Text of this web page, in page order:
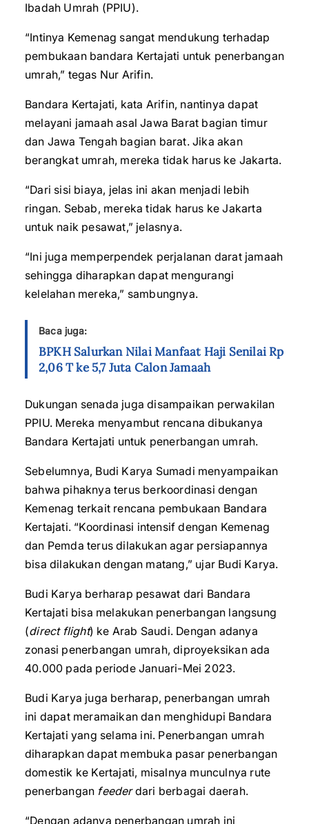
Ibadah Umrah (PPIU).
“Intinya Kemenag sangat mendukung terhadap
pembukaan bandara Kertajati untuk penerbangan
umrah,” tegas Nur Arifin.
Bandara Kertajati, kata Arifin, nantinya dapat
melayani jamaah asal Jawa Barat bagian timur
dan Jawa Tengah bagian barat. Jika akan
berangkat umrah, mereka tidak harus ke Jakarta.
“Dari sisi biaya, jelas ini akan menjadi lebih
ringan. Sebab, mereka tidak harus ke Jakarta
untuk naik pesawat,” jelasnya.
“Ini juga memperpendek perjalanan darat jamaah
sehingga diharapkan dapat mengurangi
kelelahan mereka,” sambungnya.
Baca juga:
BPKH Salurkan Nilai Manfaat Haji Senilai Rp
2,06 T ke 5,7 Juta Calon Jamaah
Dukungan senada juga disampaikan perwakilan
PPIU. Mereka menyambut rencana dibukanya
Bandara Kertajati untuk penerbangan umrah.
Sebelumnya, Budi Karya Sumadi menyampaikan
bahwa pihaknya terus berkoordinasi dengan
Kemenag terkait rencana pembukaan Bandara
Kertajati. “Koordinasi intensif dengan Kemenag
dan Pemda terus dilakukan agar persiapannya
bisa dilakukan dengan matang,” ujar Budi Karya.
Budi Karya berharap pesawat dari Bandara
Kertajati bisa melakukan penerbangan langsung
(direct flight) ke Arab Saudi. Dengan adanya
zonasi penerbangan umrah, diproyeksikan ada
40.000 pada periode Januari-Mei 2023.
Budi Karya juga berharap, penerbangan umrah
ini dapat meramaikan dan menghidupi Bandara
Kertajati yang selama ini. Penerbangan umrah
diharapkan dapat membuka pasar penerbangan
domestik ke Kertajati, misalnya munculnya rute
penerbangan feederdari berbagai daerah.
“Dengan adanya penerbangan umrah ini